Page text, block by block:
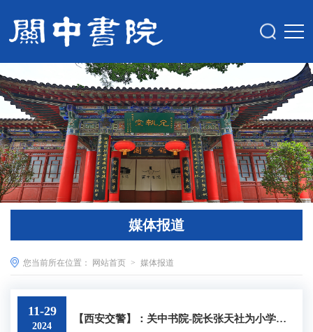
媒体报道
您当前所在位置： 网站首页 > 媒体报道
11-29
2024
【西安交警】：关中书院-院长张天社为小学生讲文明礼行